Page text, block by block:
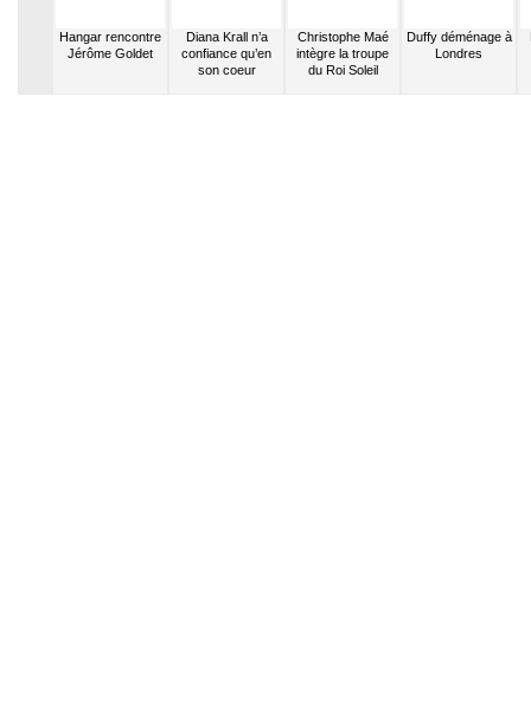
Hangar rencontre
Jérôme Goldet
Diana Krall n’a
confiance qu’en
son coeur
Christophe Maé
intègre la troupe
du Roi Soleil
Duffy déménage à
Londres